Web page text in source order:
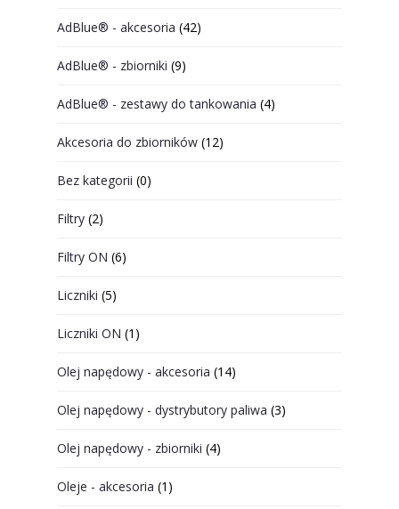
AdBlue® - akcesoria (42)
AdBlue® - zbiorniki (9)
AdBlue® - zestawy do tankowania (4)
Akcesoria do zbiorników (12)
Bez kategorii (0)
Filtry (2)
Filtry ON (6)
Liczniki (5)
Liczniki ON (1)
Olej napędowy - akcesoria (14)
Olej napędowy - dystrybutory paliwa (3)
Olej napędowy - zbiorniki (4)
Oleje - akcesoria (1)